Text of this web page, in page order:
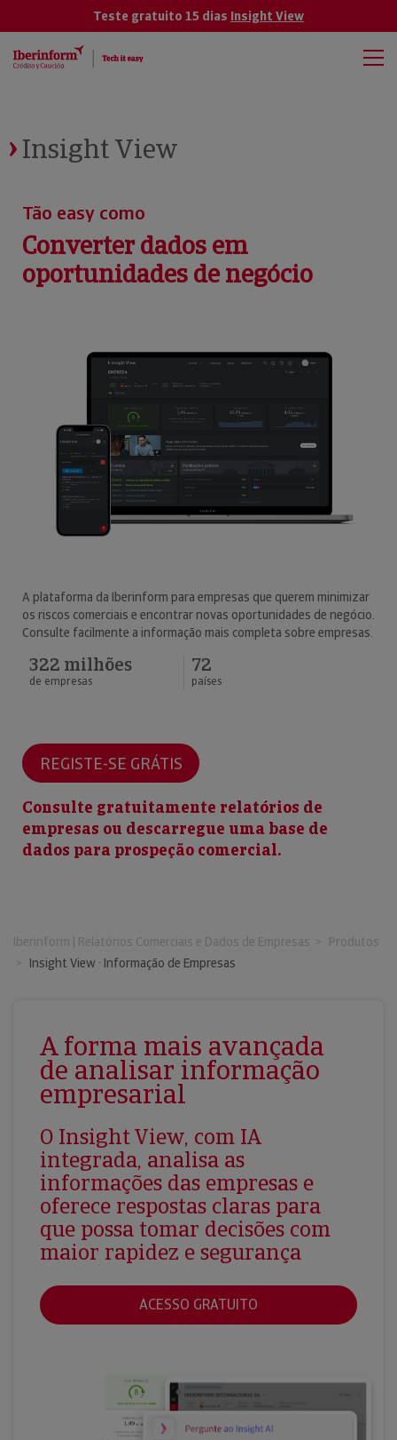
Teste gratuito 15 dias Insight View
Insight View
Tão easy como
Converter dados em
oportunidades de negócio
A plataforma da Iberinform para empresas que querem minimizar
os riscos comerciais e encontrar novas oportunidades de negócio.
Consulte facilmente a informação mais completa sobre empresas.
322 milhões
de empresas
72
países
REGISTE-SE GRÁTIS
Consulte gratuitamente relatórios de
empresas ou descarregue uma base de
dados para prospeção comercial.
Iberinform | Relatórios Comerciais e Dados de Empresas
Produtos
Insight View · Informação de Empresas
A forma mais avançada
de analisar informação
empresarial
O Insight View, com IA
integrada, analisa as
informações das empresas e
oferece respostas claras para
que possa tomar decisões com
maior rapidez e segurança
ACESSO GRATUITO